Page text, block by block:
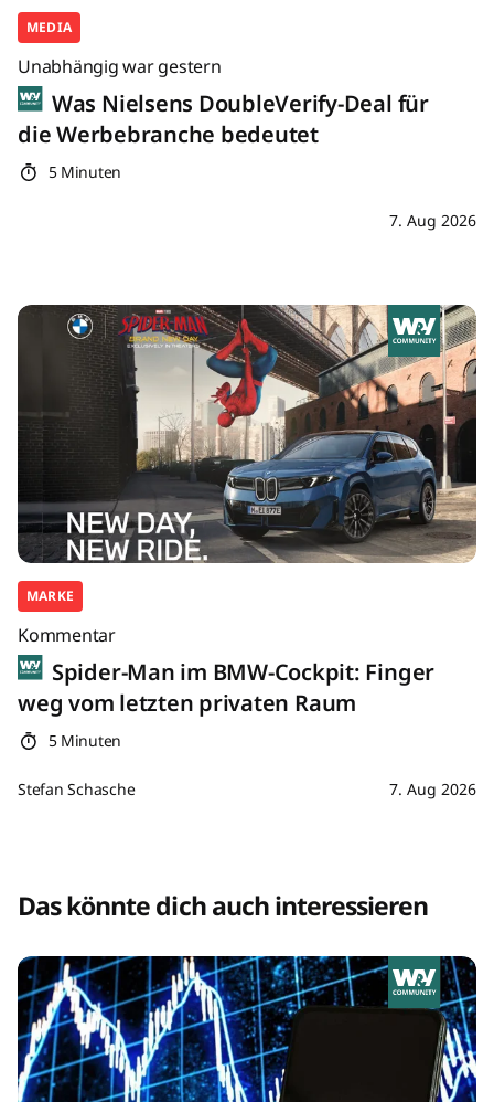
MEDIA
Unabhängig war gestern
Was Nielsens DoubleVerify-Deal für
die Werbebranche bedeutet
5 Minuten
7. Aug 2026
MARKE
Kommentar
Spider-Man im BMW-Cockpit: Finger
weg vom letzten privaten Raum
5 Minuten
Stefan Schasche 7. Aug 2026
Das könnte dich auch interessieren